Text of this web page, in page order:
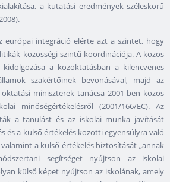
a kutatási eredmények széleskörű
európai integráció elérte azt a szintet, hogy
közösségi szintű koordinációja. A közös
a közoktatásban a kilencvenes
szakértőinek bevonásával, majd az
miniszterek tanácsa 2001-ben közös
minőségértékelésről (2001/166/EC). Az
a tanulást és az iskolai munka javítását
és a külső értékelés közötti egyensúlyra való
a külső értékelés biztosítását „annak
segítséget nyújtson az iskolai
külső képet nyújtson az iskolának, amely